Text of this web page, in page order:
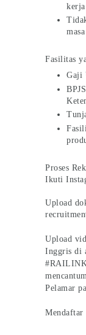
kerja
Fasilitas
Gaji
Proses
Ikuti
Upload
Upload
Inggris di
Pelamar